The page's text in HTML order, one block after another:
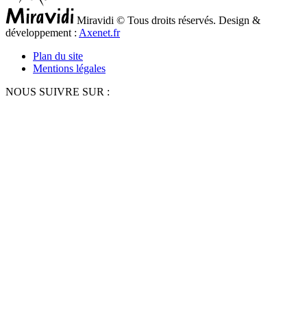
Miravidi © Tous droits réservés. Design &
développement : Axenet.fr
Plan du site
Mentions légales
NOUS SUIVRE SUR :